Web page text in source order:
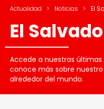
Actualidad > Noticias > El
El
Accede a nuestras
conoce más sobre
alrededor del mundo.